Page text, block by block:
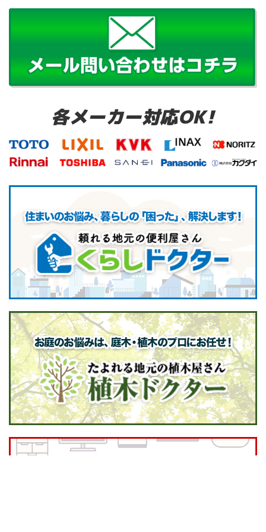
各メーカー対応OK!